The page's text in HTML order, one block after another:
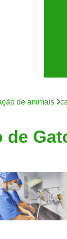
de animais
de